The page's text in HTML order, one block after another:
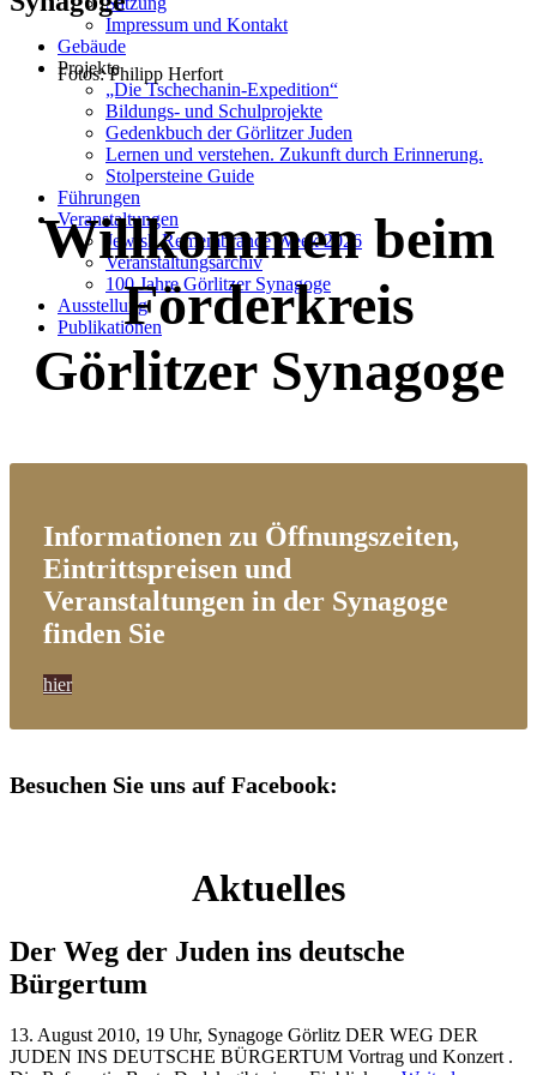
Impressum und Kontakt
Gebäude
Projekte
„Die Tschechanin-Expedition“
Bildungs- und Schulprojekte
Gedenkbuch der Görlitzer Juden
Lernen und verstehen. Zukunft durch Erinnerung.
Stolpersteine Guide
Führungen
Veranstaltungen
Jewish Remembrance Week 2026
Veranstaltungsarchiv
100 Jahre Görlitzer Synagoge
Ausstellung
Publikationen
Fotos: Philipp Herfort
Willkommen beim
Förderkreis
Görlitzer Synagoge
Informationen zu Öffnungszeiten,
Eintrittspreisen und
Veranstaltungen in der Synagoge
finden Sie
hier
Besuchen Sie uns auf Facebook:
Aktuelles
Der Weg der Juden ins deutsche
Bürgertum
13. August 2010, 19 Uhr, Synagoge Görlitz DER WEG DER
JUDEN INS DEUTSCHE BÜRGERTUM Vortrag und Konzert .